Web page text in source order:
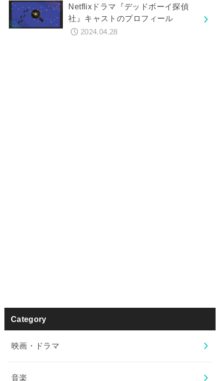
Netflixドラマ『デッドボーイ探偵
社』キャストのプロフィール
2024.04.28
Category
映画・ドラマ
音楽